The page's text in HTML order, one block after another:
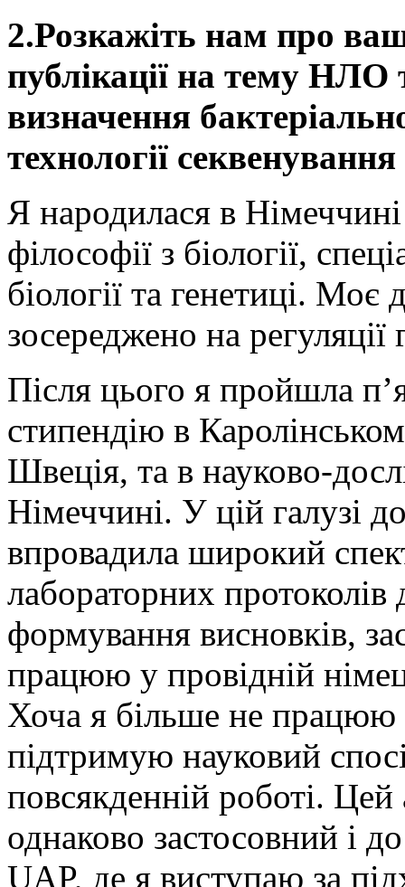
2.Розкажіть нам про
публікації на тему НЛО
визначення
технології
Я народилася в
філософії з біології,
біології та генетиці.
зосереджено на регуляції
Після цього я пройшла
стипендію в
Швеція, та в науково-
Німеччині. У цій галузі
впровадила широкий
лабораторних протоколів
формування висновків,
працюю у провідній
Хоча я більше не працюю
підтримую науковий
повсякденній роботі.
однаково застосовний і
UAP, де я виступаю за